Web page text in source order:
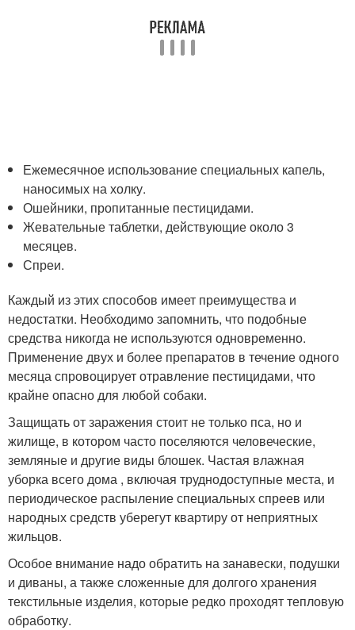
Ежемесячное использование специальных капель,
наносимых на холку.
Ошейники, пропитанные пестицидами.
Жевательные таблетки, действующие около 3
месяцев.
Спреи.
Каждый из этих способов имеет преимущества и
недостатки. Необходимо запомнить, что подобные
средства никогда не используются одновременно.
Применение двух и более препаратов в течение одного
месяца спровоцирует отравление пестицидами, что
крайне опасно для любой собаки.
Защищать от заражения стоит не только пса, но и
жилище, в котором часто поселяются человеческие,
земляные и другие виды блошек. Частая влажная
уборка всего дома , включая труднодоступные места, и
периодическое распыление специальных спреев или
народных средств уберегут квартиру от неприятных
жильцов.
Особое внимание надо обратить на занавески, подушки
и диваны, а также сложенные для долгого хранения
текстильные изделия, которые редко проходят тепловую
обработку.